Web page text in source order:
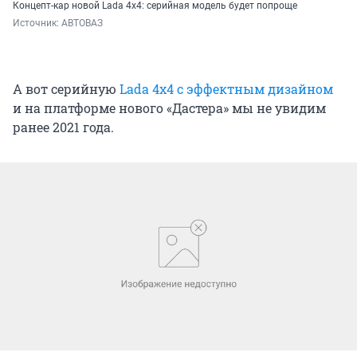
Концепт-кар новой Lada 4x4: серийная модель будет попроще
Источник: АВТОВАЗ
А вот серийную Lada 4x4 с эффектным дизайном
и на платформе нового «Дастера» мы не увидим
ранее 2021 года.